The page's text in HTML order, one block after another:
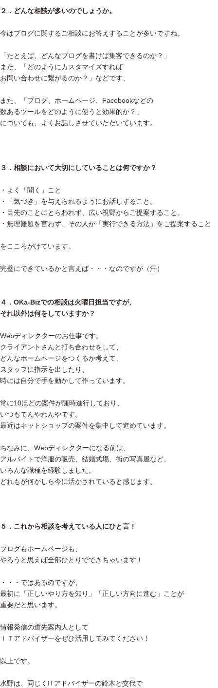
２．どんな相談が多いのでしょうか。
今はブログに関するご相談にお答えすることが多いですね。
「たとえば、どんなブログを書けば集客できるのか？」
また、「どのようにカスタマイズすれば
お問い合わせに繋がるのか？」などです、
また、「ブログ、ホームページ、Facebookなどの
数あるツールをどのように使うと効果的か？」
についても、よくお話しさせていただいています。
３．相談において大切にしていることは何ですか？
・よく「聞く」こと
・「気づき」を与えられるようにお話しすること。
・目先のことにとらわれず、広い視野からご提案すること。
・無理難題を言わず、その人が「実行できる方法」をご提案すること
をこころがけています。
完璧にできているかと言えば・・・なのですが（汗）
４．OKa-Bizでの相談は火曜日担当ですが、
それ以外は何をしていますか？
Webディレクターのお仕事です。
クライアントさんと打ち合わせをして、
どんなホームページをつくるか考えて、
スタッフに指示を出したり、
時には自分で手を動かして作っています。
常に10ほどの案件が随時進行しており、
いつもてんやわんやです。
最近はネットショップの案件を集中して進めています。
ちなみに、Webディレクターになる前は、
アルバイトで洋服の販売、結婚式場、街の写真屋など、
いろんな職種を経験しました。
どれもが何かしら今に活かされていると感じます。
５．これから相談を考えている人にひと言！
ブログもホームページも、
やろうと思えば全部ひとりでできちゃいます！
・・・ではあるのですが、
最初に「正しいやり方を知り」「正しい方向に進む」ことが
重要だと思います。
情報発信の道先案内人として
ＩＴアドバイザーをぜひ活用してみてください！
以上です。
水野は、同じくITアドバイザーの鈴木と交代で